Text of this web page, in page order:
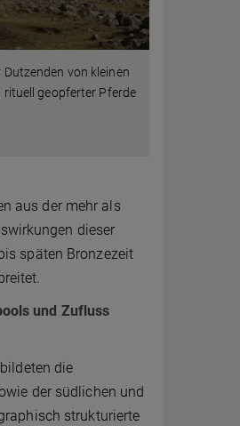
von kleinen
rituell geopferter Pferde
aus der mehr als
dieser
späten Bronzezeit
und Zufluss
die
der südlichen und
strukturierte